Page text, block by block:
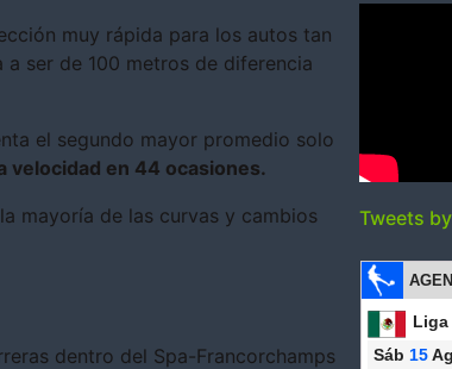
muy rápida para los autos tan
ser de 100 metros de diferencia
el segundo mayor promedio solo
velocidad en 44 ocasiones.
mayoría de las curvas y cambios
dentro del Spa-Francorchamps
Tweets